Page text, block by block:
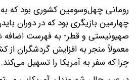
رومانی چهل‌وسومین کشوری بود که
چهارمین بازیگری بود که در دوران
صهیونیستی و قطر- به فهرست اضافه
معمولاً منجر به افزایش گردشگران
چرا که سفر به آمریکا را تسهیل می‌کند.